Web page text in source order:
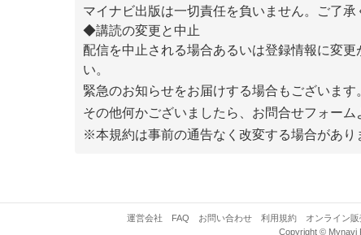
マイナビ出版は一切責任を負いません。ご了承
◆講読の変更と中止
配信を中止される場合あるいは登録情報に変
い。
緊急のお知らせをお届けする場合もございます
その他何かございましたら、お問合せフォーム
※本規約は事前の通告なく改変する場合があり
運営会社 FAQ お問い合わせ 利用規約 オンライン
Copyright © Mynavi